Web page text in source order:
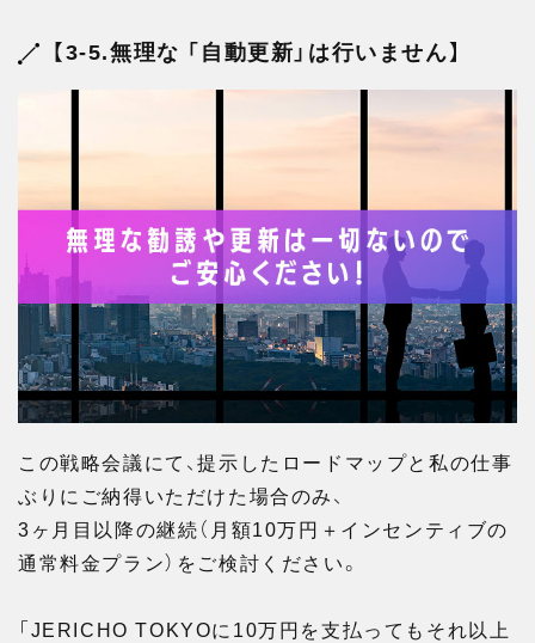
【3-5.無理な 「自動更新」は行いません】
この戦略会議にて、提示したロードマップと私の仕事
ぶりにご納得いただけた場合のみ、
3ヶ月目以降の継続（月額10万円＋インセンティブの
通常料金プラン）をご検討ください。
「JERICHO TOKYOに10万円を支払ってもそれ以上